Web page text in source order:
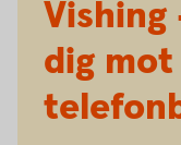
Vishing
dig mot